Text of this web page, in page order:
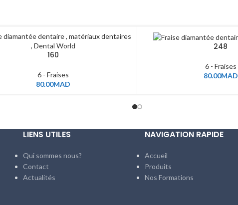
160
6 - Fraises
80.00MAD
248
6 - Fraises
80.00MAD
LIENS UTILES
Qui sommes nous?
Contact
Actualités
NAVIGATION RAPIDE
Accueil
Produits
Nos Formations